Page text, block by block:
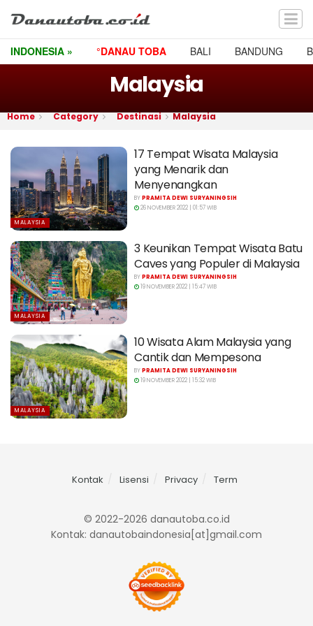
INDONESIA » °DANAU TOBA BALI BANDUNG
Malaysia
Home Category Destinasi Malaysia
MALAYSIA
17 Tempat Wisata Malaysia
yang Menarik dan
Menyenangkan
BYPRAMITA DEWI SURYANINGSIH
26 NOVEMBER 2022 | 01:57 WIB
MALAYSIA
3 Keunikan Tempat Wisata Batu
Caves yang Populer di Malaysia
BYPRAMITA DEWI SURYANINGSIH
19 NOVEMBER 2022 | 15:47 WIB
MALAYSIA
10 Wisata Alam Malaysia yang
Cantik dan Mempesona
BYPRAMITA DEWI SURYANINGSIH
19 NOVEMBER 2022 | 15:32 WIB
Kontak Lisensi Privacy Term
© 2022-2026 danautoba.co.id
Kontak: danautobaindonesia[at]gmail.com